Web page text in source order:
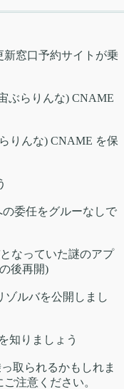
新窓口予約サイトが乗
ぶらりんな) CNAME
りんな) CNAME を保
の委任をグルーなしで
なっていた謎のアプ
後再開)
ゾルバを公開しまし
知りましょう
取られるかもしれま
注意ください。